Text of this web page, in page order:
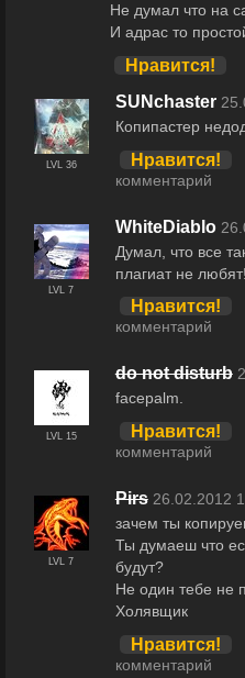
Не думал что на
И адрас то
Нравится!
LVL 36
SUNchaster
Копипастер
Нравится!
комментарий
LVL 7
WhiteDiablo
Думал, что все
плагиат не
Нравится!
комментарий
LVL 15
do not disturb
facepalm.
Нравится!
комментарий
LVL 7
Pirs 26.02.2012
зачем ты
Ты думаеш что
будут?
Не один тебе не
Холявщик
Нравится!
комментарий